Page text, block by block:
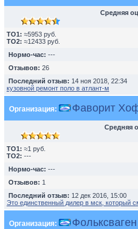
Средняя
TO1: ≈5953 руб.
TO2: ≈12433 руб.
Нормо-час: ---
Отзывов: 26
Последний отзыв: 14 ноя 2018, 22:34
кузовной ремонт поло в атлант-м
Организация: Фаворит
Средняя
TO1: ≈1 руб.
TO2: ---
Нормо-час: ---
Отзывов: 1
Последний отзыв: 12 дек 2016, 15:00
Это единственный дилер в мск, который
Организация: